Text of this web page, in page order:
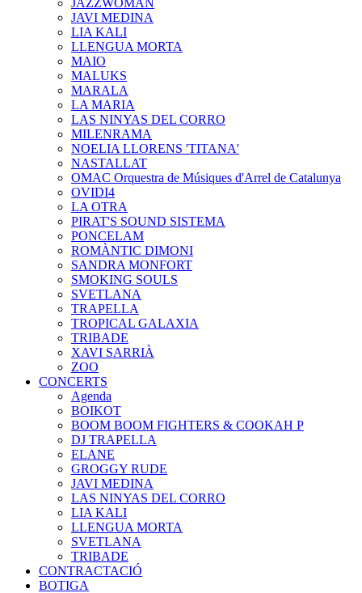
JAZZWOMAN
JAVI MEDINA
LIA KALI
LLENGUA MORTA
MAIO
MALUKS
MARALA
LA MARIA
LAS NINYAS DEL CORRO
MILENRAMA
NOELIA LLORENS 'TITANA'
NASTALLAT
OMAC Orquestra de Músiques d'Arrel de Catalunya
OVIDI4
LA OTRA
PIRAT'S SOUND SISTEMA
PONCELAM
ROMÀNTIC DIMONI
SANDRA MONFORT
SMOKING SOULS
SVETLANA
TRAPELLA
TROPICAL GALAXIA
TRIBADE
XAVI SARRIÀ
ZOO
CONCERTS
Agenda
BOIKOT
BOOM BOOM FIGHTERS & COOKAH P
DJ TRAPELLA
ELANE
GROGGY RUDE
JAVI MEDINA
LAS NINYAS DEL CORRO
LIA KALI
LLENGUA MORTA
SVETLANA
TRIBADE
CONTRACTACIÓ
BOTIGA